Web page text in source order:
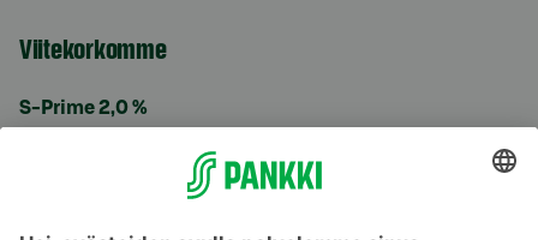
Viitekorkomme
S-Prime 2,0 %